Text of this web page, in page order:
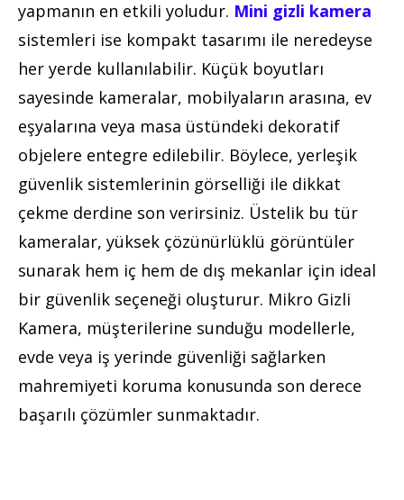
yapmanın en etkili yoludur. Mini gizli kamera
sistemleri ise kompakt tasarımı ile neredeyse
her yerde kullanılabilir. Küçük boyutları
sayesinde kameralar, mobilyaların arasına, ev
eşyalarına veya masa üstündeki dekoratif
objelere entegre edilebilir. Böylece, yerleşik
güvenlik sistemlerinin görselliği ile dikkat
çekme derdine son verirsiniz. Üstelik bu tür
kameralar, yüksek çözünürlüklü görüntüler
sunarak hem iç hem de dış mekanlar için ideal
bir güvenlik seçeneği oluşturur. Mikro Gizli
Kamera, müşterilerine sunduğu modellerle,
evde veya iş yerinde güvenliği sağlarken
mahremiyeti koruma konusunda son derece
başarılı çözümler sunmaktadır.